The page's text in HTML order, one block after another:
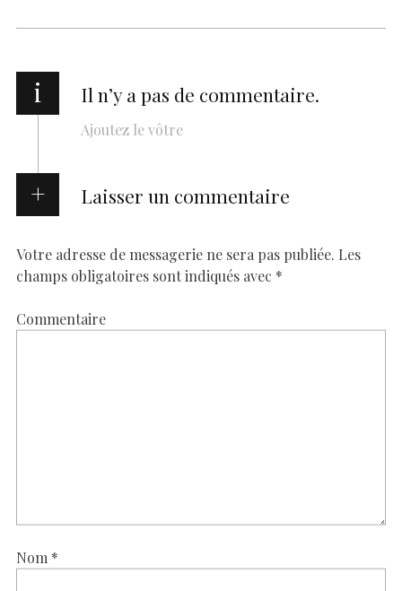
i Il n’y a pas de commentaire.
Ajoutez le vôtre
Laisser un commentaire
Votre adresse de messagerie ne sera pas publiée. Les
champs obligatoires sont indiqués avec *
Commentaire
Nom *